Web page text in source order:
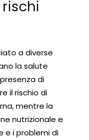
a diverse
la salute
di
il rischio di
mentre la
nutrizionale e
e i problemi di